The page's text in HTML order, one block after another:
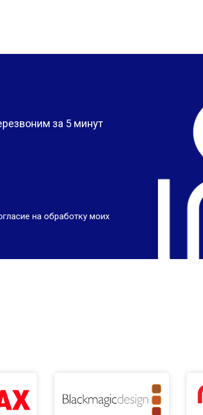
за 5 минут
на обработку моих